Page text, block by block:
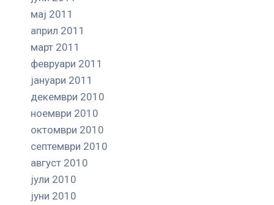
мај 2011
април 2011
март 2011
февруари 2011
јануари 2011
декември 2010
ноември 2010
октомври 2010
септември 2010
август 2010
јули 2010
јуни 2010